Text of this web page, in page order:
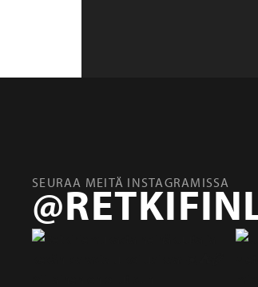
SEURAA MEITÄ INSTAGRAMISSA